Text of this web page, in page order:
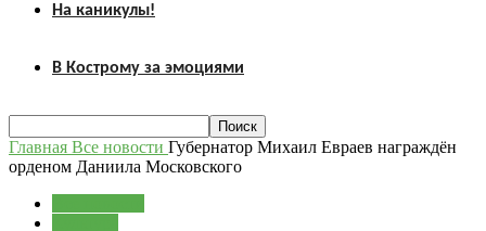
На каникулы!
В Кострому за эмоциями
Главная Все новости Губернатор Михаил Евраев награждён
орденом Даниила Московского